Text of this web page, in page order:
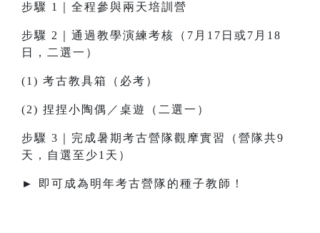
步驟 1｜全程參與兩天培訓營
步驟 2｜通過教學演練考核（7月17日或7月18
日，二選一）
(1) 考古教具箱（必考）
(2) 捏捏小陶偶／桌遊（二選一）
步驟 3｜完成暑期考古營隊觀摩實習（營隊共9
天，自選至少1天）
► 即可成為明年考古營隊的種子教師！